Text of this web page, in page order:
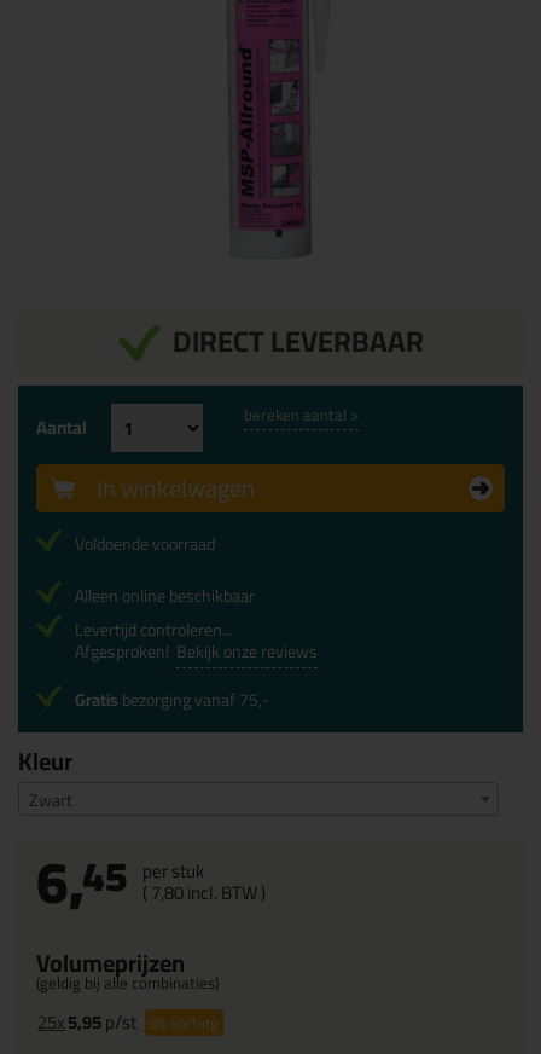
DIRECT LEVERBAAR
Kleur
Zwart
6,45 per stuk
(7,80incl. BTW )
Volumeprijzen
(geldig bij alle combinaties)
25x5,95p/st 8%korting
Aantal bereken aantal >
In winkelwagen
Voldoende voorraad
Alleen online beschikbaar
Levertijd controleren...
Afgesproken! Bekijk onze reviews
Gratisbezorging vanaf 75,-